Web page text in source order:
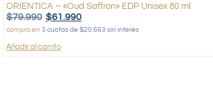
ORIENTICA – «Oud Saffron» EDP Unisex 80 ml
$79.990 $61.990
compra en 3 cuotas de $20.663 sin interés
Añadir al carrito